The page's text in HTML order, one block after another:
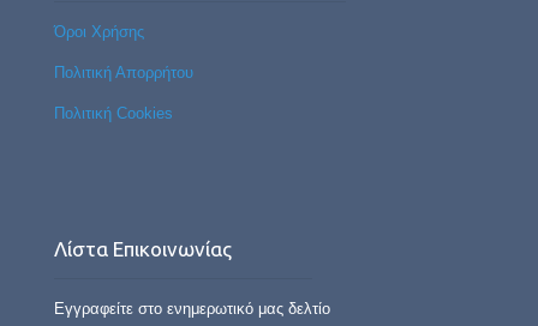
Όροι Χρήσης
Πολιτική Απορρήτου
Πολιτική Cookies
Λίστα Επικοινωνίας
Εγγραφείτε στο ενημερωτικό μας δελτίο